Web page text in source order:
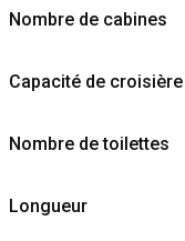
Nombre de cabines
Capacité de croisière
Nombre de toilettes
Longueur